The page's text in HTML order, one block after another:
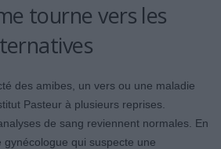
tourne vers les
des amibes, un vers ou une maladie
Pasteur à plusieurs reprises.
de sang reviennent normales. En
qui suspecte une